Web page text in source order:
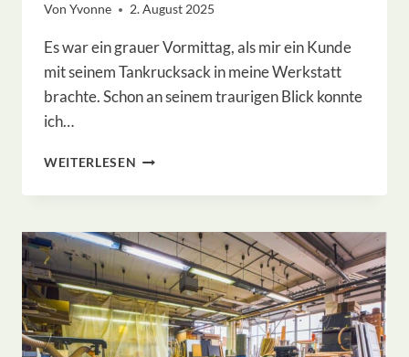
Von Yvonne 2. August 2025
Es war ein grauer Vormittag, als mir ein Kunde
mit seinem Tankrucksack in meine Werkstatt
brachte. Schon an seinem traurigen Blick konnte
ich…
WEITERLESEN DER
DER
ZWEITES
LEBEN
BEKAM